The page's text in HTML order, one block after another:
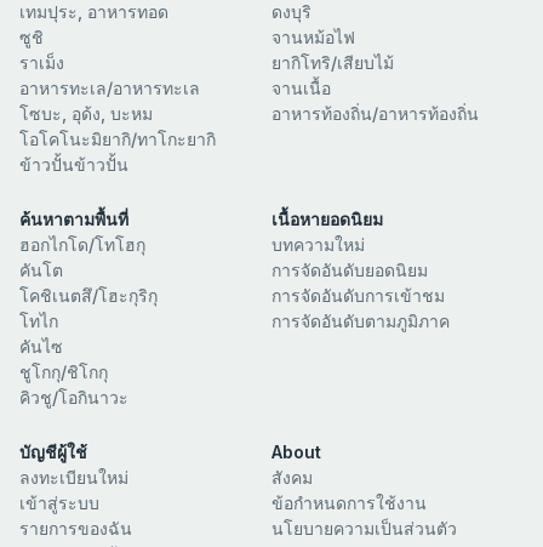
เทมปุระ, อาหารทอด
ซูชิ
ราเม็ง
อาหารทะเล/อาหารทะเล
โซบะ, อุด้ง, บะหม
โอโคโนะมิยากิ/ทาโกะยากิ
ข้าวปั้นข้าวปั้น
ดงบุริ
จานหม้อไฟ
ยากิโทริ/เสียบไม้
จานเนื้อ
อาหารท้องถิ่น/อาหารท้องถิ่น
ค้นหาตามพื้นที่
ฮอกไกโด/โทโฮกุ
คันโต
โคชิเนตสึ/โฮะกุริกุ
โทไก
คันไซ
ชูโกกุ/ชิโกกุ
คิวชู/โอกินาวะ
เนื้อหายอดนิยม
บทความใหม่
การจัดอันดับยอดนิยม
การจัดอันดับการเข้าชม
การจัดอันดับตามภูมิภาค
บัญชีผู้ใช้
ลงทะเบียนใหม่
เข้าสู่ระบบ
รายการของฉัน
About
สังคม
ข้อกำหนดการใช้งาน
นโยบายความเป็นส่วนตัว